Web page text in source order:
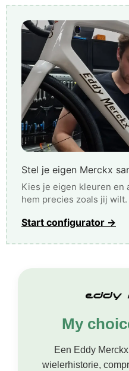
Stel je eigen Merckx
Kies je eigen kleuren en
hem precies zoals jij wilt.
Start configurator →
My
Een Eddy
wielerhistorie,